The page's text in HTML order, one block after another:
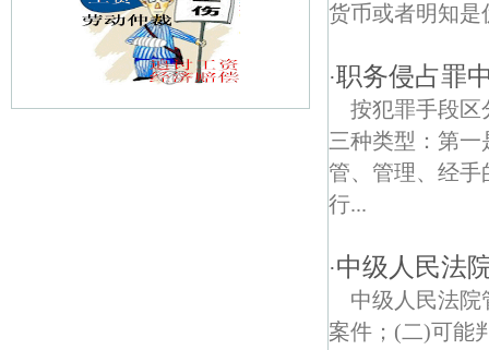
货币或者明知
·职务侵占罪
按犯罪手段区
三种类型：第
管、管理、经手
行...
·中级人民法
中级人民法
案件；(二)可能